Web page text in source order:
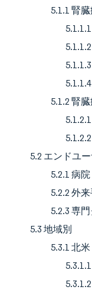
5.1.1 腎
5.1.2 腎
5.2 エンドユ
5.2.1 病院
5.2.2 外
5.2.3 専
5.3 地域別
5.3.1 北米